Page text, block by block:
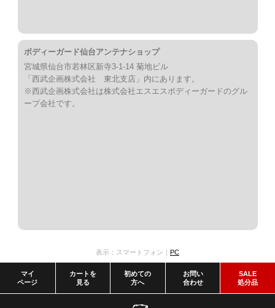
マイ
ページ
カートを
見る
初めての
方へ
お問い
合わせ
SALE
処分品
ボディーガード仙台アンテナショップ
宮城県仙台市若林区新寺3-1-14 菊地ビル
「西武企画株式会社 東北支店」内にあります。
※西武企画株式会社は株式会社エスエスボディーガードのグル
ープ会社です。
表示：スマートフォン｜ PC